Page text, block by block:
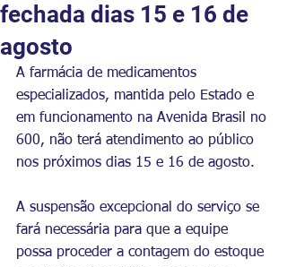
fechada dias 15 e 16 de
agosto
A farmácia de medicamentos
especializados, mantida pelo Estado e
em funcionamento na Avenida Brasil no
600, não terá atendimento ao público
nos próximos dias 15 e 16 de agosto.
A suspensão excepcional do serviço se
fará necessária para que a equipe
possa proceder a contagem do estoque